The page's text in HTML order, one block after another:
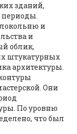
зданий,
периоды.
и
и
облик,
штукатурных
архитектуры.
Они
По уровню
что был